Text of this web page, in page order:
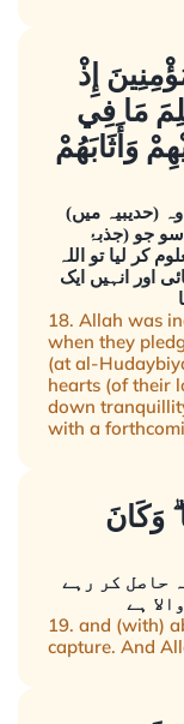
إِذْ
مَا فِي
وَأَثَابَهُمْ
(حدیبیہ میں)
جو (جذبۂ
کر لیا تو اللہ
اور انہیں ایک
18. Allah was
when they
(at al-
hearts (of their
down
with a
وَكَانَ
حاصل کر رہے
ہے
19. and (with)
capture. And